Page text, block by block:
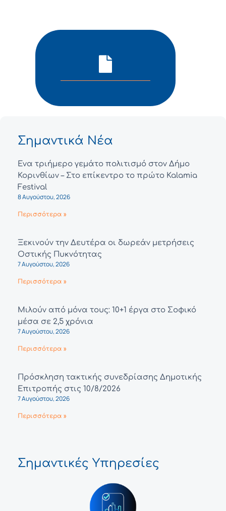
Σημαντικά Νέα
Ένα τριήμερο γεμάτο πολιτισμό στον Δήμο
Κορινθίων – Στο επίκεντρο το πρώτο Kalamia
Festival
8 Αυγούστου, 2026
Περισσότερα »
Ξεκινούν την Δευτέρα οι δωρεάν μετρήσεις
Οστικής Πυκνότητας
7 Αυγούστου, 2026
Περισσότερα »
Μιλούν από μόνα τους: 10+1 έργα στο Σοφικό
μέσα σε 2,5 χρόνια
7 Αυγούστου, 2026
Περισσότερα »
Πρόσκληση τακτικής συνεδρίασης Δημοτικής
Επιτροπής στις 10/8/2026
7 Αυγούστου, 2026
Περισσότερα »
Σημαντικές Υπηρεσίες